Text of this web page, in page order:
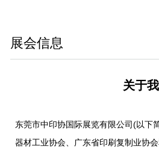
展会信息
关于
东莞市中印协国际展览有限公司(以下
器材工业协会、广东省印刷复制业协